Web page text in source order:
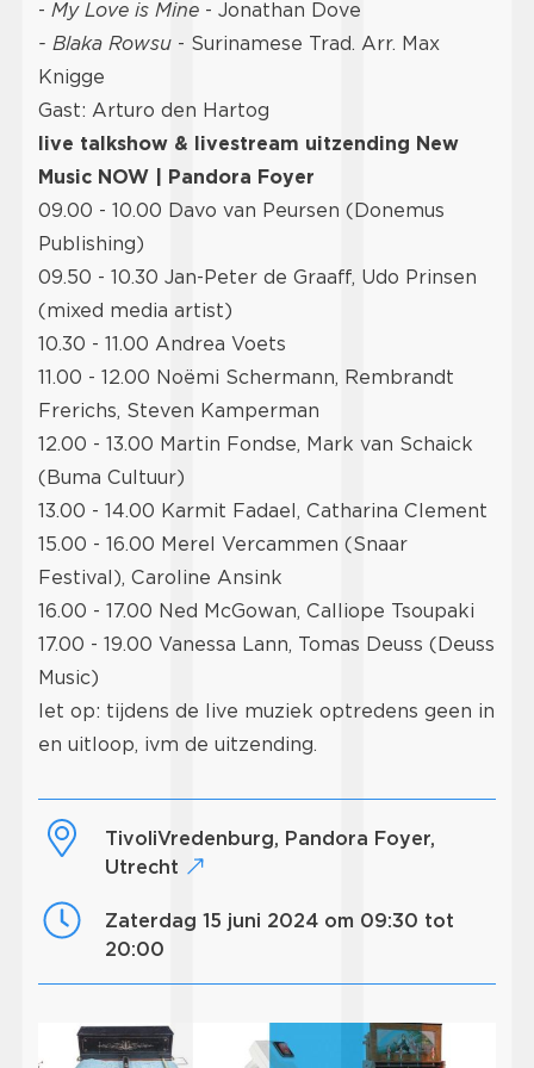
- ⁠⁠ My Love is Mine - Jonathan Dove
- Blaka Rowsu - Surinamese Trad. Arr. Max
Knigge
Gast: Arturo den Hartog
live talkshow & livestream uitzending New
Music NOW | Pandora Foyer
09.00 - 10.00 Davo van Peursen (Donemus
Publishing)
09.50 - 10.30 Jan-Peter de Graaff, Udo Prinsen
(mixed media artist)
10.30 - 11.00 Andrea Voets
11.00 - 12.00 Noëmi Schermann, Rembrandt
Frerichs, Steven Kamperman
12.00 - 13.00 Martin Fondse, Mark van Schaick
(Buma Cultuur)
13.00 - 14.00 Karmit Fadael, Catharina Clement
15.00 - 16.00 Merel Vercammen (Snaar
Festival), Caroline Ansink
16.00 - 17.00 Ned McGowan, Calliope Tsoupaki
17.00 - 19.00 Vanessa Lann, Tomas Deuss (Deuss
Music)
let op: tijdens de live muziek optredens geen in
en uitloop, ivm de uitzending.
TivoliVredenburg, Pandora Foyer,
Utrecht
zaterdag 15 juni 2024 om 09:30 tot
20:00